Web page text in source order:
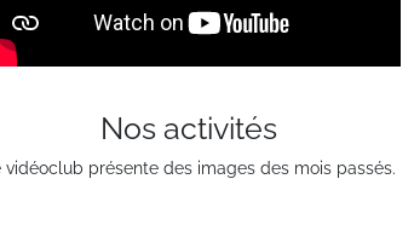
Nos activités
vidéoclub présente des images des mois passés.